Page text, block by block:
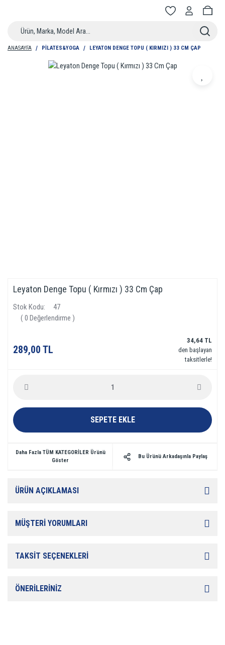
ANASAYFA PILATES&YOGA LEYATON DENGE TOPU ( KIRMIZI ) 33 CM ÇAP
Leyaton Denge Topu ( Kırmızı ) 33 Cm Çap
Stok Kodu
47
( 0 Değerlendirme )
289,00 TL
34,64 TL
den başlayan
taksitlerle!
SEPETE EKLE
Daha Fazla TÜM KATEGORİLER Ürünü
Göster
Bu Ürünü Arkadaşınla Paylaş
ÜRÜN AÇIKLAMASI
MÜŞTERİ YORUMLARI
TAKSİT SEÇENEKLERİ
ÖNERİLERİNİZ